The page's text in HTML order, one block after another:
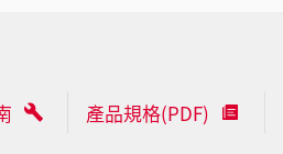
產品規格(PDF)